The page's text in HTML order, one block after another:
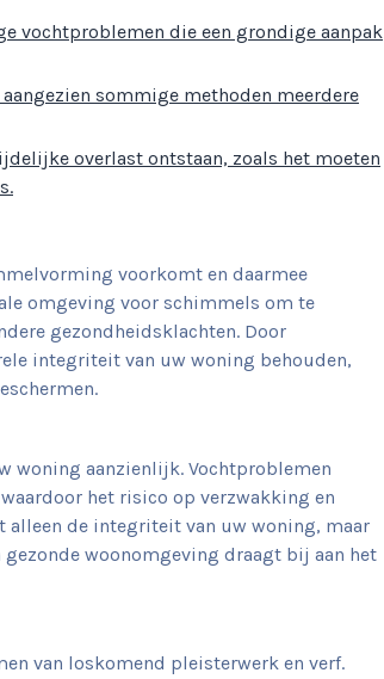
vochtproblemen die een grondige aanpak
sommige methoden meerdere
overlast ontstaan, zoals het moeten
voorkomt en daarmee
omgeving voor schimmels om te
gezondheidsklachten. Door
integriteit van uw woning behouden,
woning aanzienlijk. Vochtproblemen
het risico op verzwakking en
alleen de integriteit van uw woning, maar
woonomgeving draagt bij aan het
van loskomend pleisterwerk en verf.